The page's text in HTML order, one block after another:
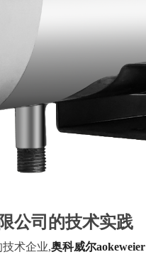
公司的技术实践
术企业,奥科威尔aokeweier